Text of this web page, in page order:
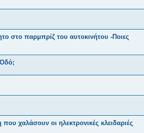
στο παρμπρίζ του αυτοκινήτου -Ποιες
Οδό;
χαλάσουν οι ηλεκτρονικές κλειδαριές